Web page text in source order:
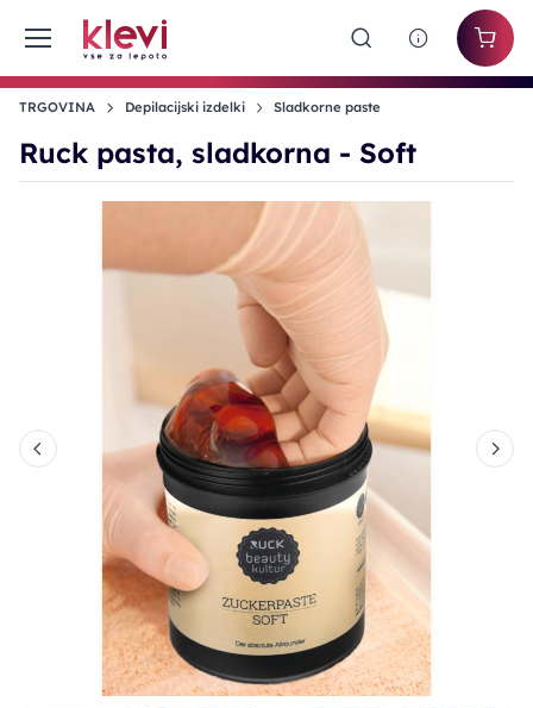
TRGOVINA Depilacijski izdelki Sladkorne paste
Ruck pasta, sladkorna - Soft